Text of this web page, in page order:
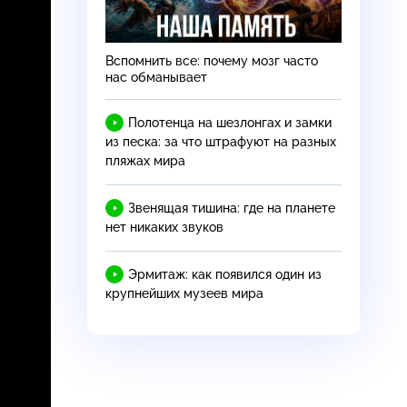
Вспомнить все: почему мозг часто
нас обманывает
Полотенца на шезлонгах и замки
из песка: за что штрафуют на разных
пляжах мира
Звенящая тишина: где на планете
нет никаких звуков
Эрмитаж: как появился один из
крупнейших музеев мира